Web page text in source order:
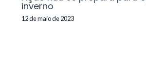
inverno
12 de maio de 2023